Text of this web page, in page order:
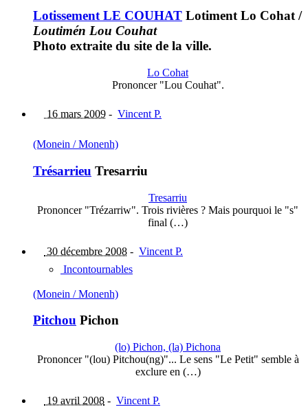
Lotissement LE COUHAT Lotiment Lo Cohat/
Loutimén Lou Couhat
Photo extraite du site de la ville.
Lo Cohat
Prononcer "Lou Couhat".
16 mars 2009 - Vincent P.
(Monein / Monenh)
Trésarrieu Tresarriu
Tresarriu
Prononcer "Trézarriw". Trois rivières ? Mais pourquoi le "s"
final (…)
30 décembre 2008 - Vincent P.
Incontournables
(Monein / Monenh)
Pitchou Pichon
(lo) Pichon, (la) Pichona
Prononcer "(lou) Pitchou(ng)"... Le sens "Le Petit" semble à
exclure en (…)
19 avril 2008 - Vincent P.